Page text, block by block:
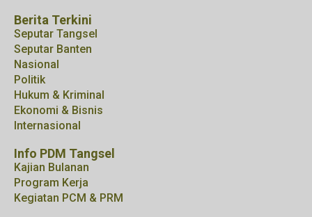
Berita Terkini
Seputar Tangsel
Seputar Banten
Nasional
Politik
Hukum & Kriminal
Ekonomi & Bisnis
Internasional
Info PDM Tangsel
Kajian Bulanan
Program Kerja
Kegiatan PCM & PRM